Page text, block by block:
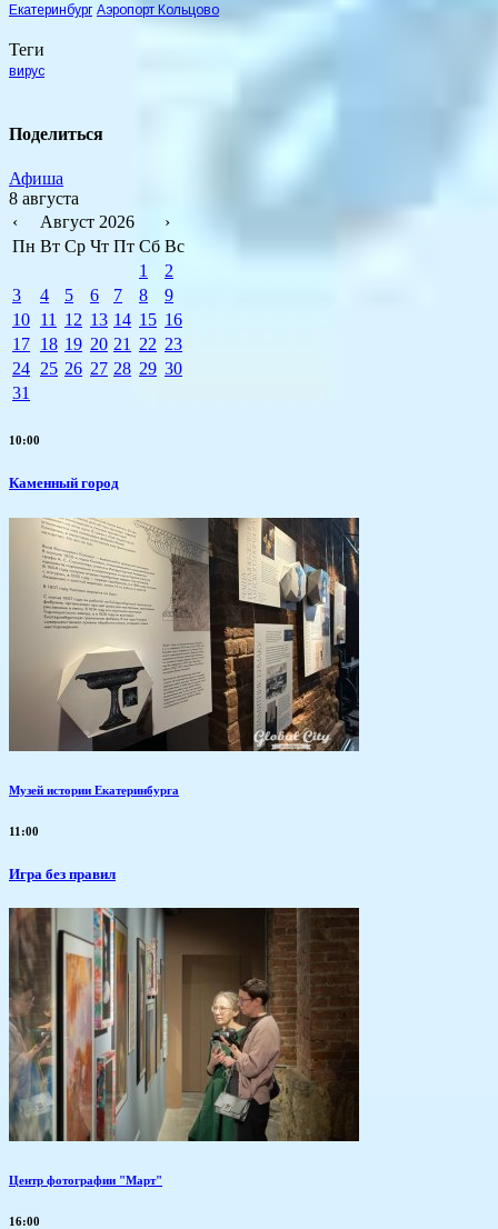
Екатеринбург Аэропорт Кольцово
Теги
вирус
Поделиться
Афиша
8 августа
‹
Август 2026
›
Пн Вт Ср Чт Пт Сб Вс
1
2
3
4 5 6 7 8
9
10 11 12 13 14 15 16
17 18 19 20 21 22 23
24 25 26 27 28 29 30
31
10:00
Каменный город
Музей истории Екатеринбурга
11:00
​Игра без правил
Центр фотографии "Март"
16:00